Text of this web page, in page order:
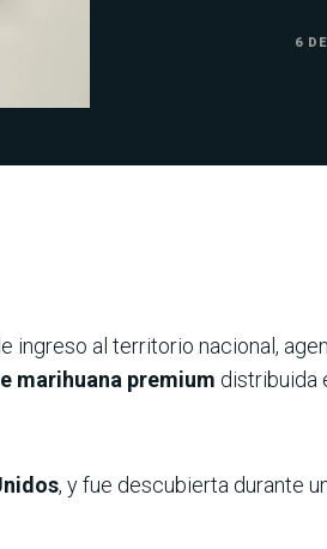
6
ingreso al territorio nacional,
marihuana premium distribuida
, y fue descubierta durante